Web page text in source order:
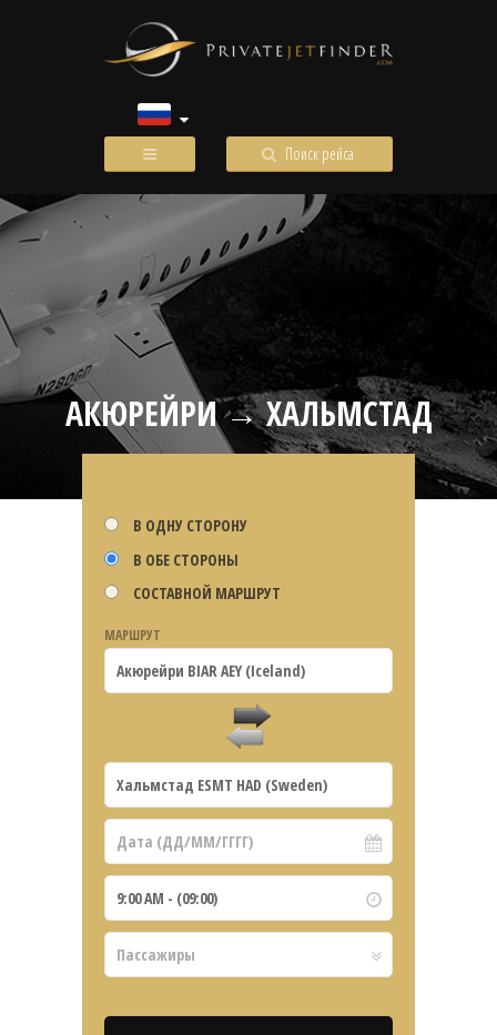
Поиск рейса
АКЮРЕЙРИ → ХАЛЬМСТАД
В ОДНУ СТОРОНУ
В ОБЕ СТОРОНЫ
СОСТАВНОЙ МАРШРУТ
МАРШРУТ